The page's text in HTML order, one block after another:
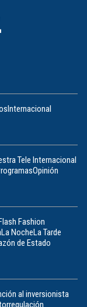
Internacional
Tele Internacional
Opinión
Fashion
La NocheLa Tarde
de Estado
al inversionista